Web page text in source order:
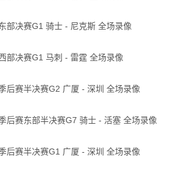
部决赛G1 骑士 - 尼克斯 全场录像
部决赛G1 马刺 - 雷霆 全场录像
后赛半决赛G2 广厦 - 深圳 全场录像
后赛东部半决赛G7 骑士 - 活塞 全场录像
后赛半决赛G1 广厦 - 深圳 全场录像